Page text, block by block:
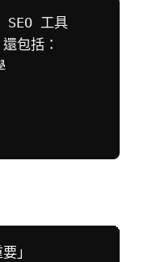
SEO 工具
包括：
」